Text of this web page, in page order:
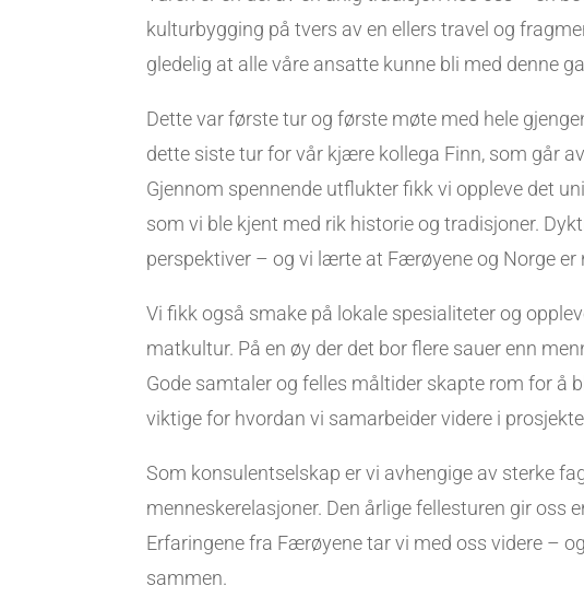
kulturbygging på tvers av en ellers travel og
gledelig at allevåre ansatte kunne bli med denne
Dette var første tur og første møte med hele
dette siste tur for vår kjære kollega Finn, som går
Gjennom spennende utflukter fikk vi oppleve det
som vi ble kjent med rik historie og tradisjoner.
perspektiver – og vi lærte at Færøyene og Norge
Vi fikk også smake på lokale spesialiteter og
matkultur. På en øy der det bor flere sauer enn
Gode samtaler og felles måltider skapte rom for å
viktige for hvordan vi samarbeider videre i
Som konsulentselskap er vi avhengige av sterke
menneskerelasjoner. Den årlige fellesturen gir oss
Erfaringene fra Færøyene tar vi med oss videre –
sammen.